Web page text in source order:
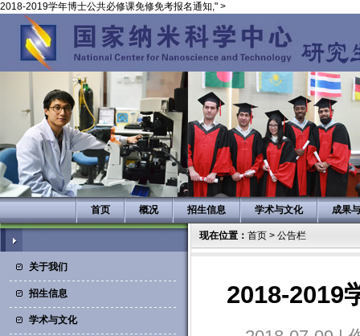
2018-2019学年博士公共必修课免修免考报名通知," >
首页 概况 招生信息 学术与文化 成果
关于我们
招生信息
学术与文化
现在位置： 首页 > 公告栏
2018-2019